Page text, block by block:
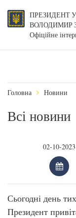
ПРЕЗИДЕНТ
ВОЛОДИМИР
Офіційне
Головна Новини
Всі новини
Сьогодні день
Президент